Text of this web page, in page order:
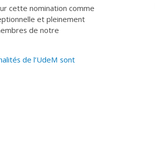
cette nomination comme
et pleinement
de notre
de l’UdeM sont